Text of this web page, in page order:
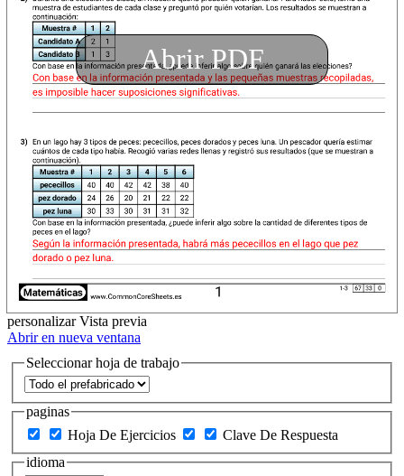
Abrir PDF
personalizar Vista previa
Abrir en nueva ventana
Seleccionar hoja de trabajo
paginas
Hoja De Ejercicios
Clave De Respuesta
idioma